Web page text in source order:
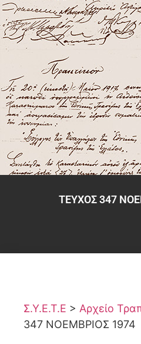
ΤΕΥΧΟΣ 347
Σ.Υ.Ε.Τ.Ε > Αρχείο
347 ΝΟΕΜΒΡΙΟΣ 1974